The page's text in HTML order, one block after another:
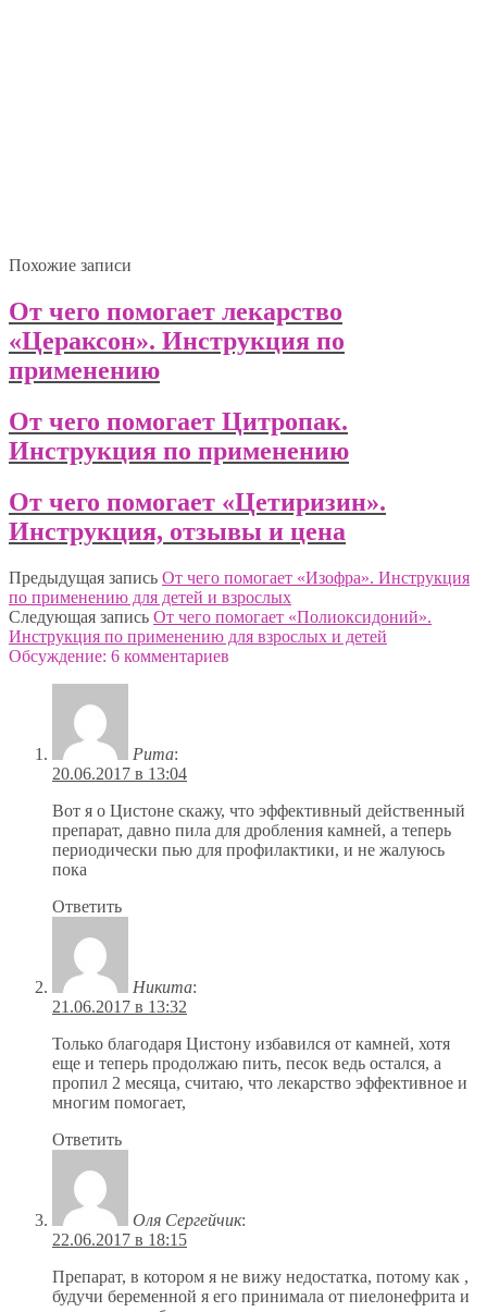
Похожие записи
От чего помогает лекарство
«Цераксон». Инструкция по
применению
От чего помогает Цитропак.
Инструкция по применению
От чего помогает «Цетиризин».
Инструкция, отзывы и цена
Предыдущая запись От чего помогает «Изофра». Инструкция
по применению для детей и взрослых
Следующая запись От чего помогает «Полиоксидоний».
Инструкция по применению для взрослых и детей
Обсуждение: 6 комментариев
Рита:
20.06.2017 в 13:04
Вот я о Цистоне скажу, что эффективный действенный
препарат, давно пила для дробления камней, а теперь
периодически пью для профилактики, и не жалуюсь
пока
Ответить
Никита:
21.06.2017 в 13:32
Только благодаря Цистону избавился от камней, хотя
еще и теперь продолжаю пить, песок ведь остался, а
пропил 2 месяца, считаю, что лекарство эффективное и
многим помогает,
Ответить
Оля Сергейчик:
22.06.2017 в 18:15
Препарат, в котором я не вижу недостатка, потому как ,
будучи беременной я его принимала от пиелонефрита и